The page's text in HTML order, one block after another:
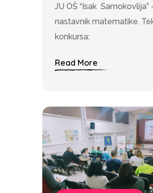
JU OŠ “Isak Samokovlija”
nastavnik matematike.
konkursa:
Read More